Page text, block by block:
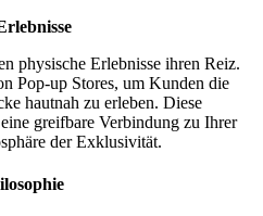
physische Erlebnisse ihren Reiz.
Pop-up Stores, um Kunden die
hautnah zu erleben. Diese
greifbare Verbindung zu Ihrer
der Exklusivität.